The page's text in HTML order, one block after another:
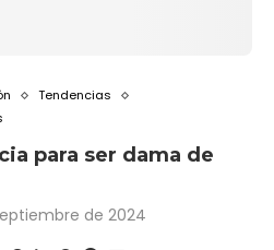
Tendencias
para ser dama de
de 2024